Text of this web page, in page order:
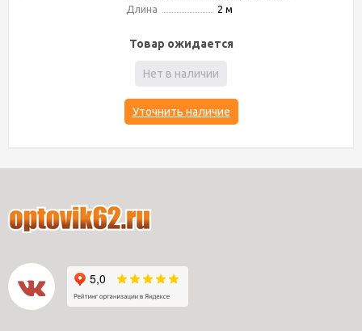
Длина
2 м
Товар ожидается
Нет в наличии
Уточнить наличие